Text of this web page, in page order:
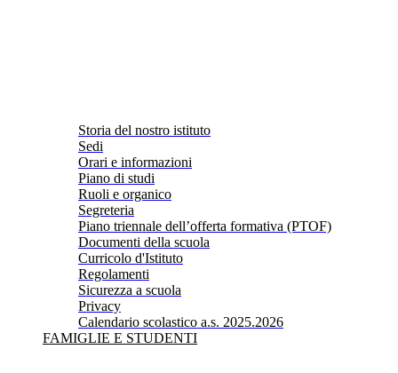
Storia del nostro istituto
Sedi
Orari e informazioni
Piano di studi
Ruoli e organico
Segreteria
Piano triennale dell’offerta formativa (PTOF)
Documenti della scuola
Curricolo d'Istituto
Regolamenti
Sicurezza a scuola
Privacy
Calendario scolastico a.s. 2025.2026
FAMIGLIE E STUDENTI